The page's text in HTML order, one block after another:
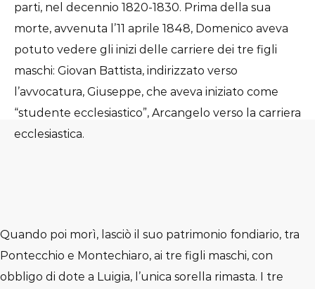
parti, nel decennio 1820-1830. Prima della sua
morte, avvenuta l’11 aprile 1848, Domenico aveva
potuto vedere gli inizi delle carriere dei tre figli
maschi: Giovan Battista, indirizzato verso
l’avvocatura, Giuseppe, che aveva iniziato come
“studente ecclesiastico”, Arcangelo verso la carriera
ecclesiastica.
Quando poi morì, lasciò il suo patrimonio fondiario, tra
Pontecchio e Montechiaro, ai tre figli maschi, con
obbligo di dote a Luigia, l’unica sorella rimasta. I tre